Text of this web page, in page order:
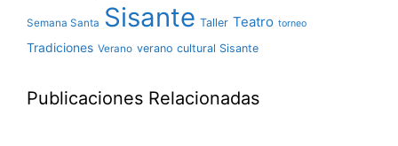
Semana Santa Sisante Taller Teatro torneo
Tradiciones Verano verano cultural Sisante
Publicaciones Relacionadas